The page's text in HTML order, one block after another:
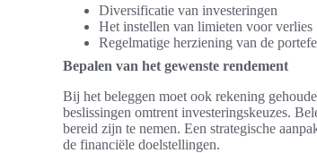
Diversificatie van investeringen
Het instellen van limieten voor verlies
Regelmatige herziening van de
Bepalen van het gewenste rendement
Bij het beleggen moet ook rekening
beslissingen omtrent investeringskeuzes.
bereid zijn te nemen. Een strategische
de financiële doelstellingen.